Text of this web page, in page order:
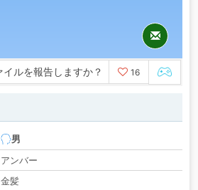
イルを報告しますか？ 16
男
アンバー
金髪